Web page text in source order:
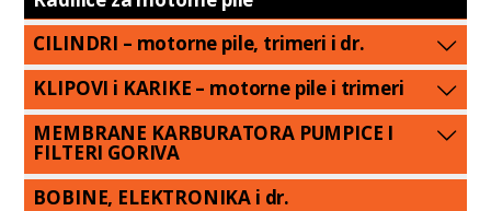
CILINDRI – motorne pile, trimeri i dr.
KLIPOVI i KARIKE – motorne pile i trimeri
MEMBRANE KARBURATORA PUMPICE I
FILTERI GORIVA
BOBINE, ELEKTRONIKA i dr.